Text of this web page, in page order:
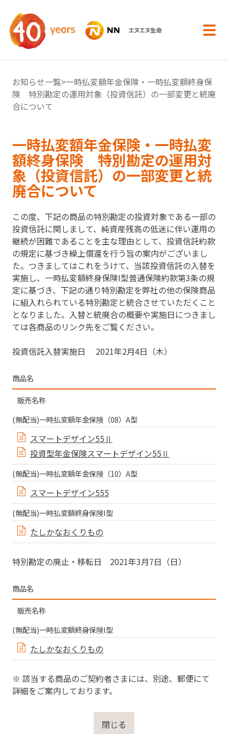
お知らせ一覧>一時払変額年金保険・一時払変額終身保
険 特別勘定の運用対象（投資信託）の一部変更と統廃
合について
一時払変額年金保険・一時払変
額終身保険 特別勘定の運用対
象（投資信託）の一部変更と統
廃合について
この度、下記の商品の特別勘定の投資対象である⼀部の
投資信託に関しまして、純資産残⾼の低迷に伴い運⽤の
継続が困難であることを主な理由として、投資信託約款
の規定に基づき繰上償還を行う旨の案内がございまし
た。つきましてはこれをうけて、当該投資信託の入替を
実施し、一時払変額終身保険I型普通保険約款第3条の規
定に基づき、下記の通り特別勘定を弊社の他の保険商品
に組入れられている特別勘定と統合させていただくこと
となりました。入替と統廃合の概要や実施日につきまし
ては各商品のリンク先をご覧ください。
投資信託入替実施日 2021年2月4日（木）
商品名
販売名称
(無配当)⼀時払変額年⾦保険（08）A型
スマートデザイン55Ⅱ
投資型年⾦保険スマートデザイン55Ⅱ
(無配当)⼀時払変額年⾦保険（10）A型
スマートデザイン555
(無配当)⼀時払変額終⾝保険I型
たしかなおくりもの
特別勘定の廃止・移転日 2021年3月7日（日）
商品名
販売名称
(無配当)⼀時払変額終⾝保険I型
たしかなおくりもの
※ 該当する商品のご契約者さまには、別途、郵便にて
詳細をご案内しております。
閉じる